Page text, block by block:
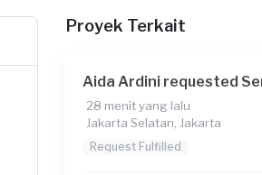
Proyek Terkait
Aida Ardini requested
28 menit yang lalu
Jakarta Selatan, Jakarta
Request Fulfilled